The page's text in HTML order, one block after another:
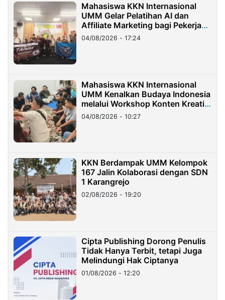
Mahasiswa KKN Internasional
UMM Gelar Pelatihan AI dan
Affiliate Marketing bagi Pekerja
Migran Indonesia di Taiwan
04/08/2026 - 17:24
Mahasiswa KKN Internasional
UMM Kenalkan Budaya Indonesia
melalui Workshop Konten Kreatif
di Taiwan
04/08/2026 - 10:27
KKN Berdampak UMM Kelompok
167 Jalin Kolaborasi dengan SDN
1 Karangrejo
02/08/2026 - 19:20
Cipta Publishing Dorong Penulis
Tidak Hanya Terbit, tetapi Juga
Melindungi Hak Ciptanya
01/08/2026 - 12:20